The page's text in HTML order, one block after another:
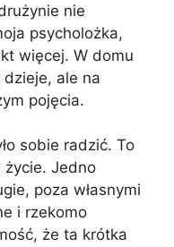
nie
psycholożka,
więcej. W domu
ale na
pojęcia.
sobie radzić. To
życie. Jedno
poza własnymi
i rzekomo
że ta krótka